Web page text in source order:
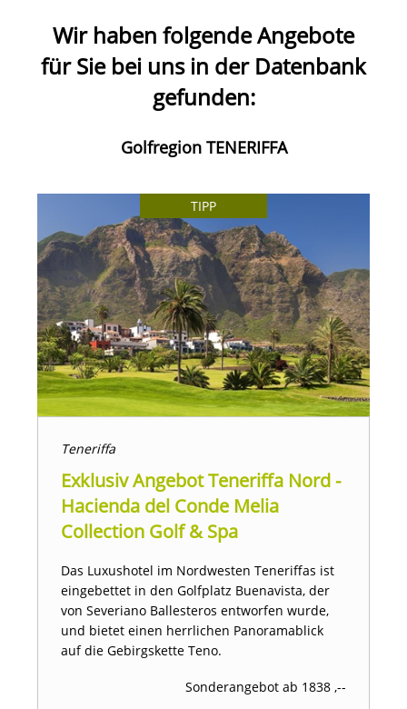
Wir haben folgende Angebote
für Sie bei uns in der Datenbank
gefunden:
Golfregion TENERIFFA
TIPP
Teneriffa
Exklusiv Angebot Teneriffa Nord -
Hacienda del Conde Melia
Collection Golf & Spa
Das Luxushotel im Nordwesten Teneriffas ist
eingebettet in den Golfplatz Buenavista, der
von Severiano Ballesteros entworfen wurde,
und bietet einen herrlichen Panoramablick
auf die Gebirgskette Teno.
Sonderangebot ab 1838 ,--